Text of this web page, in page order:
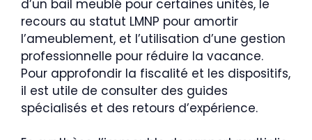
d’un bail meublé pour certaines unités, le
recours au statut LMNP pour amortir
l’ameublement, et l’utilisation d’une gestion
professionnelle pour réduire la vacance.
Pour approfondir la fiscalité et les dispositifs,
il est utile de consulter des guides
spécialisés et des retours d’expérience.